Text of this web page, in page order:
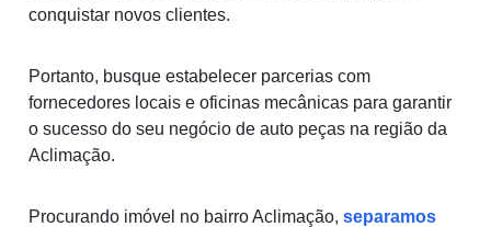
conquistar novos clientes.
Portanto, busque estabelecer parcerias com
fornecedores locais e oficinas mecânicas para garantir
o sucesso do seu negócio de auto peças na região da
Aclimação.
Procurando imóvel no bairro Aclimação, separamos